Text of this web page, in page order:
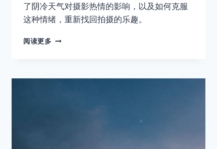
了阴冷天气对摄影热情的影响，以及如何克服
这种情绪，重新找回拍摄的乐趣。
阅读更多
不